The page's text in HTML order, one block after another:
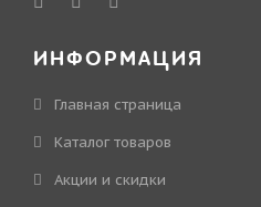
ИНФОРМАЦИЯ
Главная страница
Каталог товаров
Акции и скидки